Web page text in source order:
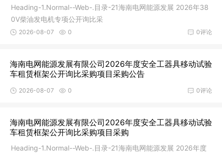
Heading-1.Normal--Web-.目录-21海南电网能源发展 2026年38
0V柴油发电机专项公开询比采
0评论
2026-08-07 0
海南电网能源发展有限公司2026年度安全工器具移动试验
车租赁框架公开询比采购项目采购公告
0评论
2026-08-07 0
海南电网能源发展有限公司2026年度安全工器具移动试验
车租赁框架公开询比采购项目采购
Heading-1.Normal--Web-.目录-21海南电网能源发展 2026年度